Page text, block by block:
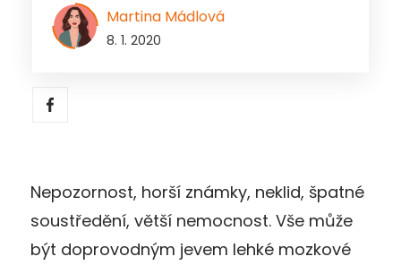
Martina Mádlová
8. 1. 2020
Nepozornost, horší známky, neklid, špatné
soustředění, větší nemocnost. Vše může
být doprovodným jevem lehké mozkové